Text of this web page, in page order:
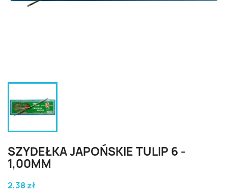
SZYDEŁKA JAPOŃSKIE TULIP 6 -
1,00MM
2,38 zł